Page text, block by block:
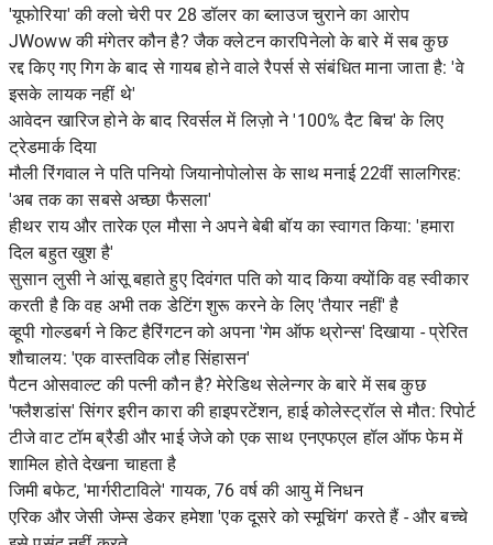
'यूफोरिया' की क्लो चेरी पर 28 डॉलर का ब्लाउज चुराने का आरोप
JWoww की मंगेतर कौन है? जैक क्लेटन कारपिनेलो के बारे में सब कुछ
रद्द किए गए गिग के बाद से गायब होने वाले रैपर्स से संबंधित माना जाता है: 'वे
इसके लायक नहीं थे'
आवेदन खारिज होने के बाद रिवर्सल में लिज़ो ने '100% दैट बिच' के लिए
ट्रेडमार्क दिया
मौली रिंगवाल ने पति पनियो जियानोपोलोस के साथ मनाई 22वीं सालगिरह:
'अब तक का सबसे अच्छा फैसला'
हीथर राय और तारेक एल मौसा ने अपने बेबी बॉय का स्वागत किया: 'हमारा
दिल बहुत खुश है'
सुसान लुसी ने आंसू बहाते हुए दिवंगत पति को याद किया क्योंकि वह स्वीकार
करती है कि वह अभी तक डेटिंग शुरू करने के लिए 'तैयार नहीं' है
व्हूपी गोल्डबर्ग ने किट हैरिंगटन को अपना 'गेम ऑफ थ्रोन्स' दिखाया - प्रेरित
शौचालय: 'एक वास्तविक लौह सिंहासन'
पैटन ओसवाल्ट की पत्नी कौन है? मेरेडिथ सेलेन्गर के बारे में सब कुछ
'फ्लैशडांस' सिंगर इरीन कारा की हाइपरटेंशन, हाई कोलेस्ट्रॉल से मौत: रिपोर्ट
टीजे वाट टॉम ब्रैडी और भाई जेजे को एक साथ एनएफएल हॉल ऑफ फेम में
शामिल होते देखना चाहता है
जिमी बफेट, 'मार्गरीटाविले' गायक, 76 वर्ष की आयु में निधन
एरिक और जेसी जेम्स डेकर हमेशा 'एक दूसरे को स्मूचिंग' करते हैं - और बच्चे